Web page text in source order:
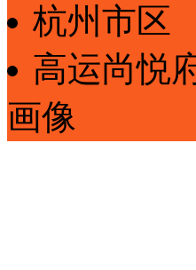
杭州市区
高运尚悦
画像